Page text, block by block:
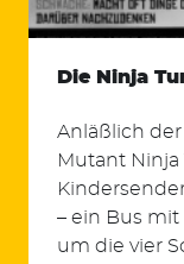
Die Ninja
Anläßlich
Mutant Ninja
– ein Bus
um die vier